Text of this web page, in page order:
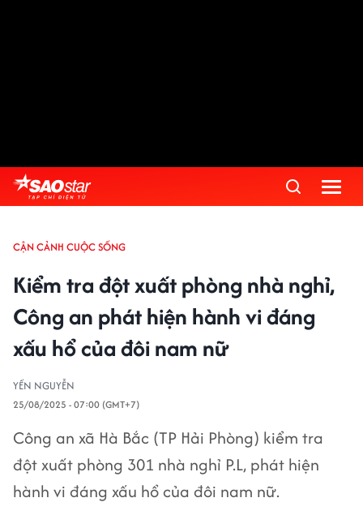
CẬN CẢNH CUỘC SỐNG
Kiểm tra đột xuất phòng nhà nghỉ,
Công an phát hiện hành vi đáng
xấu hổ của đôi nam nữ
YẾN NGUYỄN
25/08/2025 - 07:00 (GMT+7)
Công an xã Hà Bắc (TP Hải Phòng) kiểm tra
đột xuất phòng 301 nhà nghỉ P.L, phát hiện
hành vi đáng xấu hổ của đôi nam nữ.